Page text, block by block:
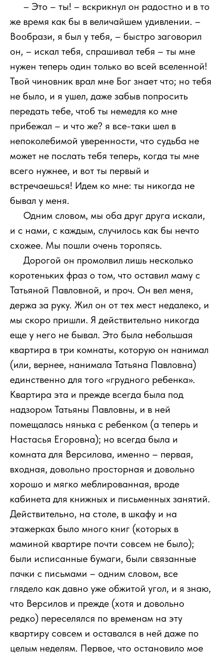
– Это – ты! – вскрикнул он радостно и в то
же время как бы в величайшем удивлении. –
Вообрази, я был у тебя, – быстро заговорил
он, – искал тебя, спрашивал тебя – ты мне
нужен теперь один только во всей вселенной!
Твой чиновник врал мне Бог знает что; но тебя
не было, и я ушел, даже забыв попросить
передать тебе, чтоб ты немедля ко мне
прибежал – и что же? я все-таки шел в
непоколебимой уверенности, что судьба не
может не послать тебя теперь, когда ты мне
всего нужнее, и вот ты первый и
встречаешься! Идем ко мне: ты никогда не
бывал у меня.
Одним словом, мы оба друг друга искали,
и с нами, с каждым, случилось как бы нечто
схожее. Мы пошли очень торопясь.
Дорогой он промолвил лишь несколько
коротеньких фраз о том, что оставил маму с
Татьяной Павловной, и проч. Он вел меня,
держа за руку. Жил он от тех мест недалеко, и
мы скоро пришли. Я действительно никогда
еще у него не бывал. Это была небольшая
квартира в три комнаты, которую он нанимал
(или, вернее, нанимала Татьяна Павловна)
единственно для того «грудного ребенка».
Квартира эта и прежде всегда была под
надзором Татьяны Павловны, и в ней
помещалась нянька с ребенком (а теперь и
Настасья Егоровна); но всегда была и
комната для Версилова, именно – первая,
входная, довольно просторная и довольно
хорошо и мягко меблированная, вроде
кабинета для книжных и письменных занятий.
Действительно, на столе, в шкафу и на
этажерках было много книг (которых в
маминой квартире почти совсем не было);
были исписанные бумаги, были связанные
пачки с письмами – одним словом, все
глядело как давно уже обжитой угол, и я знаю,
что Версилов и прежде (хотя и довольно
редко) переселялся по временам на эту
квартиру совсем и оставался в ней даже по
целым неделям. Первое, что остановило мое